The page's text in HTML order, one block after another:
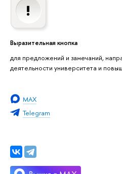
Выразительная кнопка
для предложений и замечаний,
деятельности университета и
MAX
Telegram